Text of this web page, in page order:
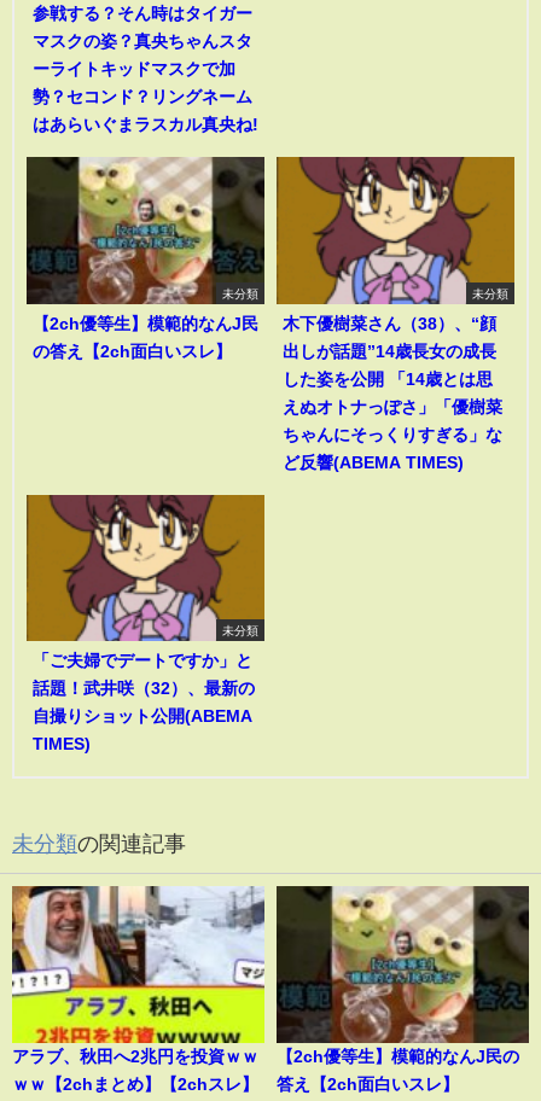
参戦する？そん時はタイガー
マスクの姿？真央ちゃんスタ
ーライトキッドマスクで加
勢？セコンド？リングネーム
はあらいぐまラスカル真央ね!
未分類
【2ch優等生】模範的なんJ民
の答え【2ch面白いスレ】
未分類
木下優樹菜さん（38）、“顔
出しが話題”14歳長女の成長
した姿を公開 「14歳とは思
えぬオトナっぽさ」「優樹菜
ちゃんにそっくりすぎる」な
ど反響(ABEMA TIMES)
未分類
「ご夫婦でデートですか」と
話題！武井咲（32）、最新の
自撮りショット公開(ABEMA
TIMES)
未分類の関連記事
アラブ、秋田へ2兆円を投資ｗｗ
ｗｗ【2chまとめ】【2chスレ】
【2ch優等生】模範的なんJ民の
答え【2ch面白いスレ】